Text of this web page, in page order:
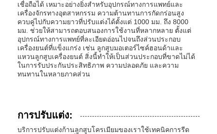
เชื่อถือได้ เหมาะอย่างยิ่งสำหรับอุปกรณ์ทางการแพทย์และ
เครื่องจักรทางอุตสาหกรรม ความต้านทานการกัดกร่อนสูง
ควบคู่ไปกับความยาวที่ปรับแต่งได้ตั้งแต่ 1000 มม. ถึง 8000
มม. ช่วยให้สามารถตอบสนองการใช้งานที่หลากหลาย ตั้งแต่
อุปกรณ์ทางการแพทย์ที่ละเอียดอ่อนไปจนถึงส่วนประกอบ
เครื่องยนต์ที่แข็งแกร่ง เช่น ลูกสูบมอเตอร์ไซค์ฮอนด้าและ
แหวนลูกสูบเครื่องยนต์ สิ่งนี้ทำให้เป็นส่วนประกอบที่ขาดไม่ได้
ในการรับประกันประสิทธิภาพ ความปลอดภัย และความ
ทนทานในหลายภาคส่วน
การปรับแต่ง:
บริการปรับแต่งก้านลูกสูบโครเมียมของเราใช้เทคนิคการรีด